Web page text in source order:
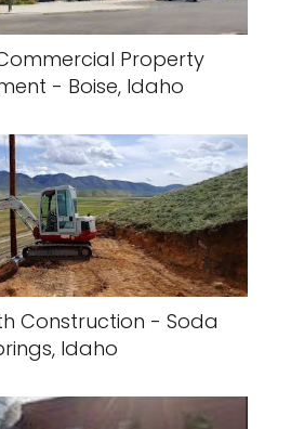
Property
- Boise, Idaho
Construction - Soda
Idaho